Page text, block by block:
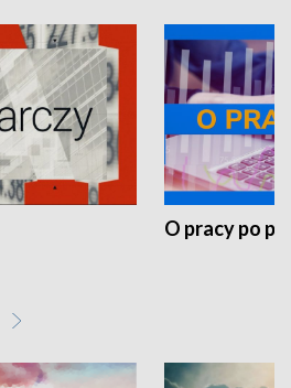
O pracy po